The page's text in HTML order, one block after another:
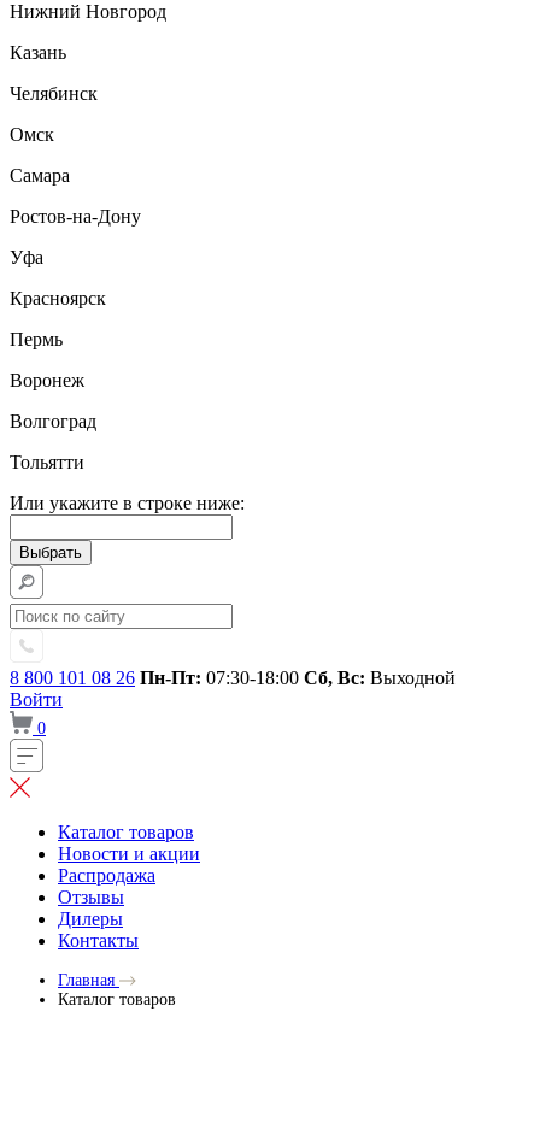
Нижний Новгород
Казань
Челябинск
Омск
Самара
Ростов-на-Дону
Уфа
Красноярск
Пермь
Воронеж
Волгоград
Тольятти
Или укажите в строке ниже:
8 800 101 08 26 Пн-Пт: 07:30-18:00 Сб, Вс: Выходной
Войти
0
Каталог товаров
Новости и акции
Распродажа
Отзывы
Дилеры
Контакты
Главная
Каталог товаров